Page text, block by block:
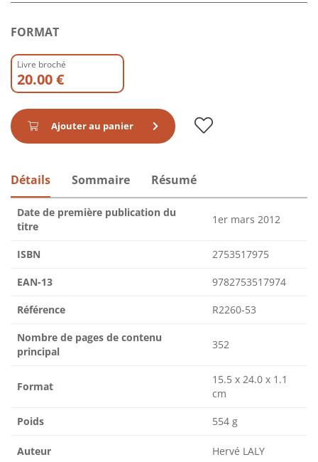
FORMAT
Livre broché
20.00 €
Ajouter au panier
Détails Sommaire Résumé
Date de première publication du
titre
1er mars 2012
ISBN 2753517975
EAN-13 9782753517974
Référence R2260-53
Nombre de pages de contenu
principal
352
Format
15.5 x 24.0 x 1.1
cm
Poids 554 g
Auteur Hervé LALY